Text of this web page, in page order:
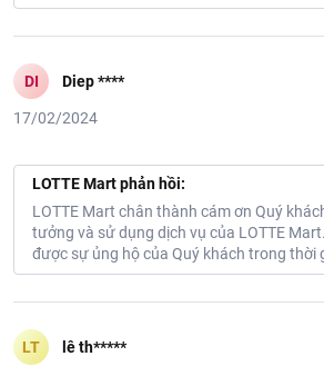
DI Diep ****
17/02/2024
LOTTE Mart phản hồi:
LOTTE Mart chân thành cám ơn Quý
tưởng và sử dụng dịch vụ của LOTTE
được sự ủng hộ của Quý khách trong thời
LT lê th*****